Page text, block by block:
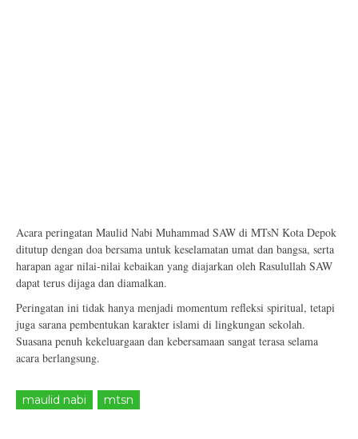
Acara peringatan Maulid Nabi Muhammad SAW di MTsN Kota Depok
ditutup dengan doa bersama untuk keselamatan umat dan bangsa, serta
harapan agar nilai-nilai kebaikan yang diajarkan oleh Rasulullah SAW
dapat terus dijaga dan diamalkan.
Peringatan ini tidak hanya menjadi momentum refleksi spiritual, tetapi
juga sarana pembentukan karakter islami di lingkungan sekolah.
Suasana penuh kekeluargaan dan kebersamaan sangat terasa selama
acara berlangsung.
maulid nabi mtsn